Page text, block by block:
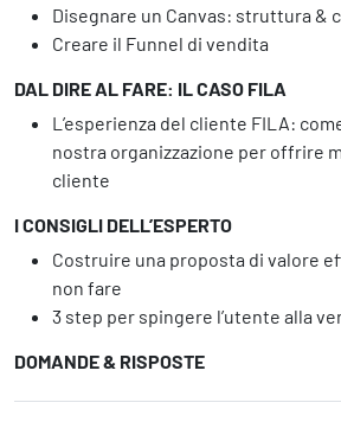
Disegnare un Canvas: struttura &
Creare il Funnel di vendita
DAL DIRE AL FARE: IL CASO FILA
L’esperienza del cliente FILA:
nostra organizzazione per offrire
cliente
I CONSIGLI DELL’ESPERTO
Costruire una proposta di valore
non fare
3 step per spingere l’utente alla
DOMANDE & RISPOSTE